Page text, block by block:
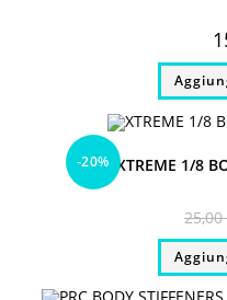
-20% XTREME 1/8
25,00